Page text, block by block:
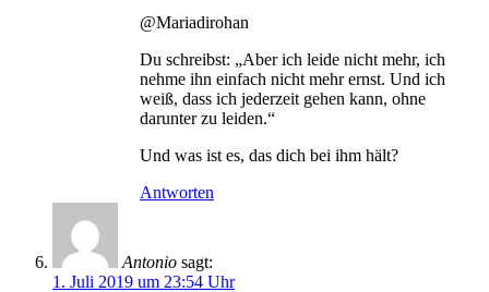
@Mariadirohan
Du schreibst: „Aber ich leide nicht mehr, ich
nehme ihn einfach nicht mehr ernst. Und ich
weiß, dass ich jederzeit gehen kann, ohne
darunter zu leiden.“
Und was ist es, das dich bei ihm hält?
Antworten
Antonio sagt:
1. Juli 2019 um 23:54 Uhr